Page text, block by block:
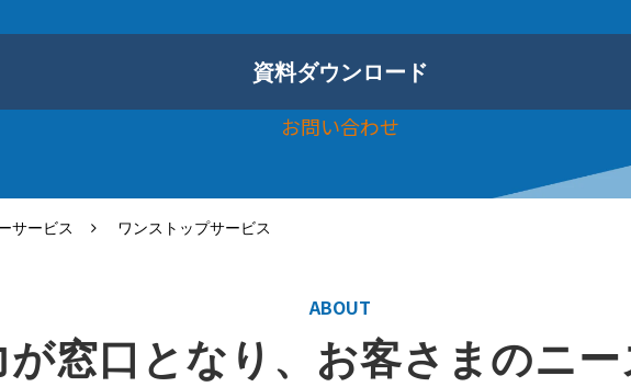
資料ダウンロード
お問い合わせ
サービス ワンストップサービス
ABOUT
が窓口となり、お客さまのニ